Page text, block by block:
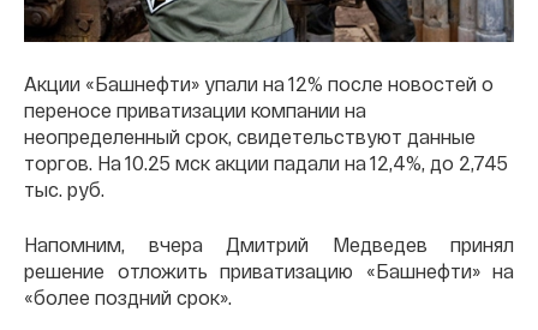
Акции «Башнефти» упали на 12% после новостей о
переносе приватизации компании на
неопределенный срок, свидетельствуют данные
торгов. На 10.25 мск акции падали на 12,4%, до 2,745
тыс. руб.
Напомним, вчера Дмитрий Медведев принял
решение отложить приватизацию «Башнефти» на
«более поздний срок».